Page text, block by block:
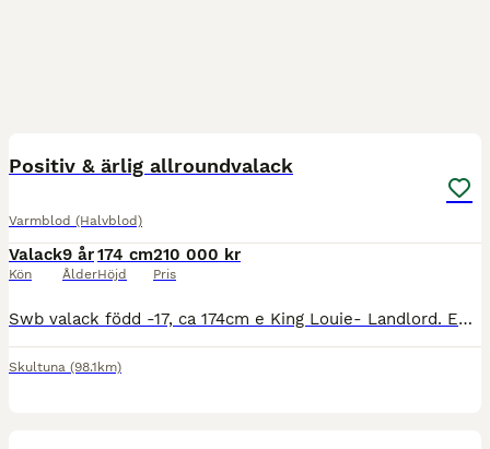
Positiv & ärlig allroundvalack
Varmblod (Halvblod)
Valack
Kön
9 år
Ålder
174 cm
Höjd
210 000 kr
Pris
Swb valack född -17, ca 174cm e King Louie- Landlord. En snygg häst som drar blickarna till sig. Okomplicerad i all vardaglig hantering. Kingson som han kallas är en kille med ett hjärta av guld och m
Skultuna (98.1km)